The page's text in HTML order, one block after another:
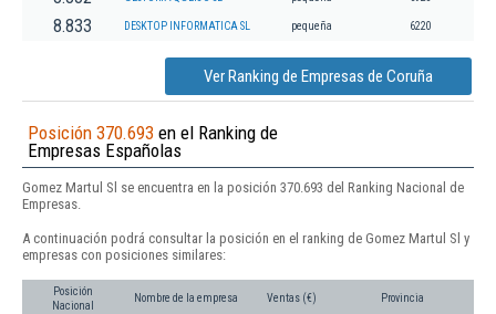
8.833 DESKTOP INFORMATICA SL pequeña 6220
Ver Ranking de Empresas de Coruña
Posición 370.693 en el Ranking de
Empresas Españolas
Gomez Martul Sl se encuentra en la posición 370.693 del Ranking Nacional de
Empresas.
A continuación podrá consultar la posición en el ranking de Gomez Martul Sl y
empresas con posiciones similares:
Posición
Nacional
Nombre de la empresa Ventas (€) Provincia